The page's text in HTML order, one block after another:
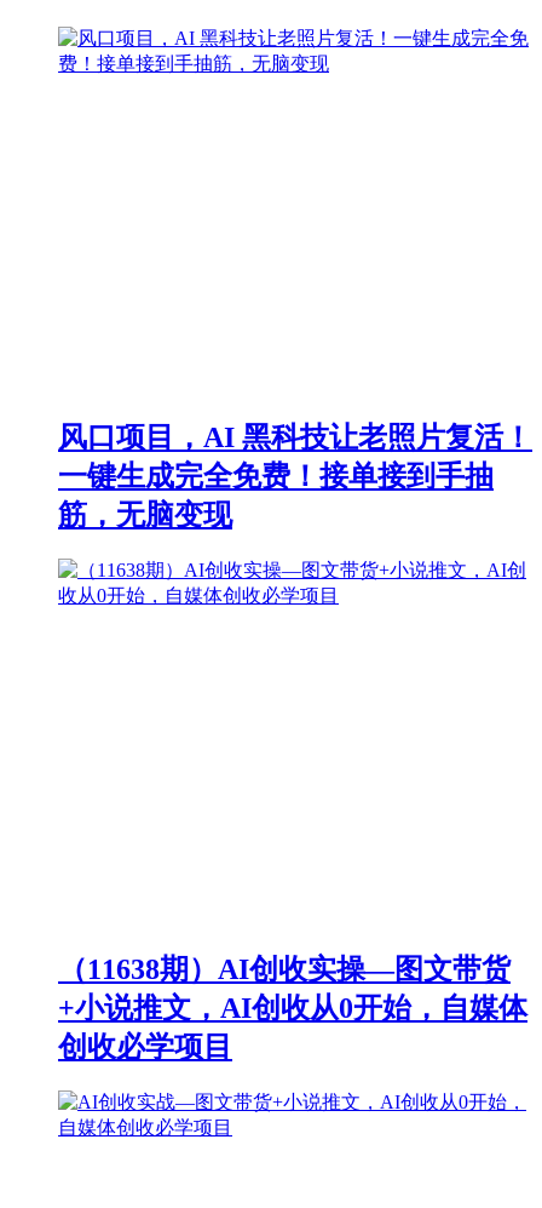
风口项目，AI 黑科技让老照片复活！
一键生成完全免费！接单接到手抽
筋，无脑变现
（11638期）AI创收实操—图文带货
+小说推文，AI创收从0开始，自媒体
创收必学项目